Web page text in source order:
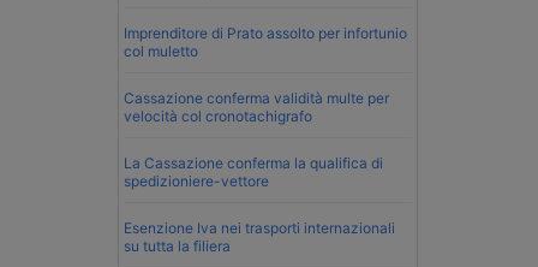
Imprenditore di Prato assolto per infortunio
col muletto
Cassazione conferma validità multe per
velocità col cronotachigrafo
La Cassazione conferma la qualifica di
spedizioniere-vettore
Esenzione Iva nei trasporti internazionali
su tutta la filiera